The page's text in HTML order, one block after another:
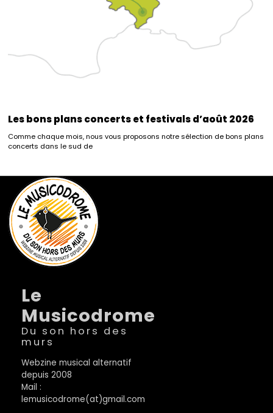
Les bons plans concerts et festivals d’août 2026
Comme chaque mois, nous vous proposons notre sélection de bons plans
concerts dans le sud de
Le
Musicodrome
Du son hors des
murs
Webzine musical alternatif
depuis 2008
Mail :
lemusicodrome(at)gmail.com